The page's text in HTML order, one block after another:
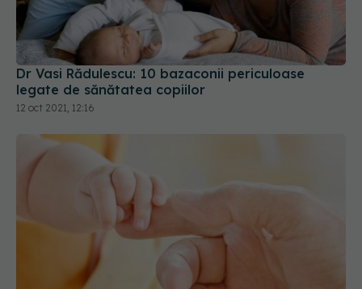
Dr Vasi Rădulescu: 10 bazaconii periculoase
legate de sănătatea copiilor
12 oct 2021, 12:16